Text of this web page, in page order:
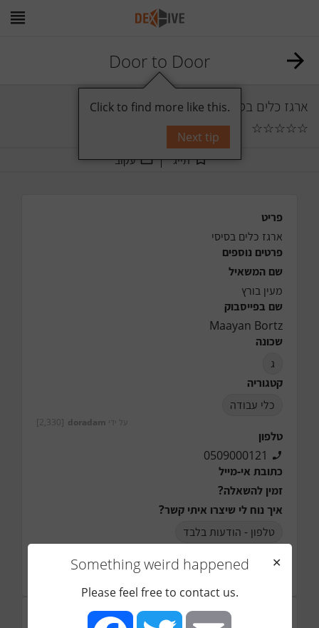
Door to Door
ארגז כלים בסיסי
☆
☆
☆
☆
☆
0 תגובות
תייג עקוב
פריט
ארגז כלים בסיסי
פרטים נוספים
שם המשאיל
מעין בורץ
שם בפייסבוק
Maayan Bortz
שכונה
ג
קטגוריה
כלי עבודה
על ידי doradam
[2,330]
טלפון
0509000121
כתובת אי-מייל
זמין להשאלה?
איך נוח לי שיצרו איתי קשר?
טלפון - הודעות בלבד
הערות
תמונה (*יש חשיבות רבה להעלאת תמונת הפריט)
Something weird happened
✕
Please feel free to contact us.
Click to find more like this.
Next tip